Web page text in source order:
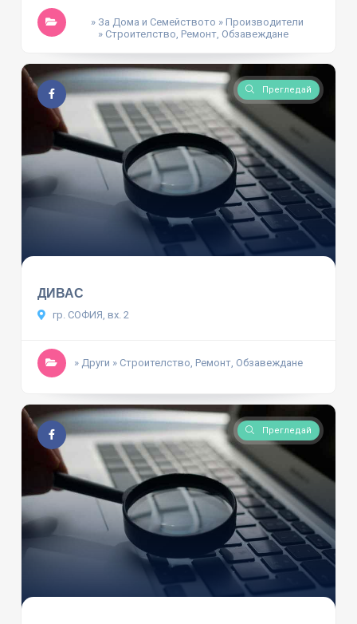
» За Дома и Семейството » Производители
» Строителство, Ремонт, Обзавеждане
Прегледай
ДИВАС
гр. СОФИЯ, вх. 2
» Други » Строителство, Ремонт, Обзавеждане
Прегледай